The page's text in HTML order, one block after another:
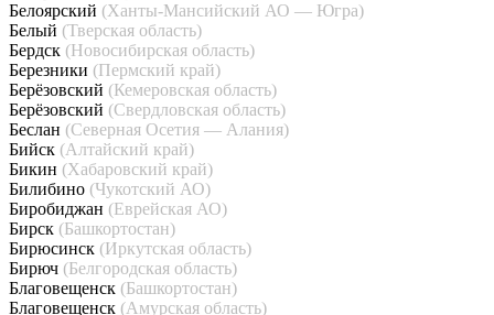
Белоярский (Ханты-Мансийский АО — Югра)
Белый (Тверская область)
Бердск (Новосибирская область)
Березники (Пермский край)
Берёзовский (Кемеровская область)
Берёзовский (Свердловская область)
Беслан (Северная Осетия — Алания)
Бийск (Алтайский край)
Бикин (Хабаровский край)
Билибино (Чукотский АО)
Биробиджан (Еврейская АО)
Бирск (Башкортостан)
Бирюсинск (Иркутская область)
Бирюч (Белгородская область)
Благовещенск (Башкортостан)
Благовещенск (Амурская область)